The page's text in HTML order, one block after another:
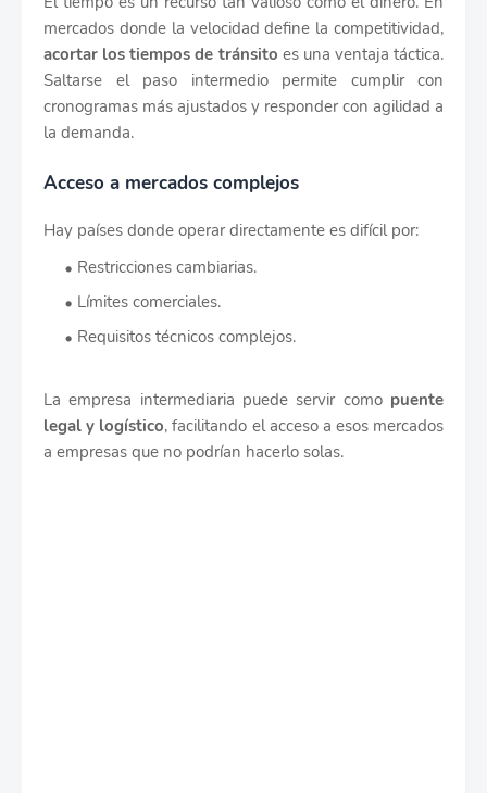
mercados donde la velocidad define la competitividad,
acortar los tiempos de tránsito es una ventaja táctica.
Saltarse el paso intermedio permite cumplir con
cronogramas más ajustados y responder con agilidad a
la demanda.
Acceso a mercados complejos
Hay países donde operar directamente es difícil por:
Restricciones cambiarias.
Límites comerciales.
Requisitos técnicos complejos.
La empresa intermediaria puede servir como puente
legal y logístico, facilitando el acceso a esos mercados
a empresas que no podrían hacerlo solas.